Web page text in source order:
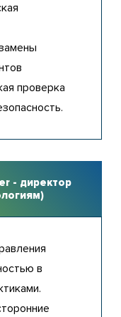
проверка
- директор
в